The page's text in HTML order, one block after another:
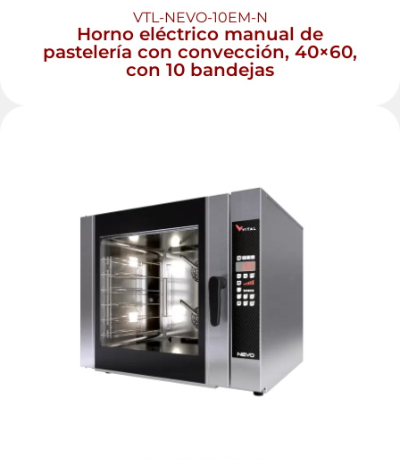
VTL-NEVO-10EM-N
Horno eléctrico manual de
pastelería con convección, 40×60,
con 10 bandejas